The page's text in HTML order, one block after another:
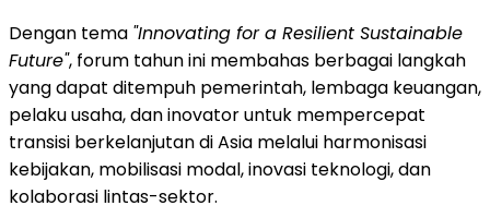
Dengan tema "Innovating for a Resilient Sustainable
Future", forum tahun ini membahas berbagai langkah
yang dapat ditempuh pemerintah, lembaga keuangan,
pelaku usaha, dan inovator untuk mempercepat
transisi berkelanjutan di Asia melalui harmonisasi
kebijakan, mobilisasi modal, inovasi teknologi, dan
kolaborasi lintas-sektor.